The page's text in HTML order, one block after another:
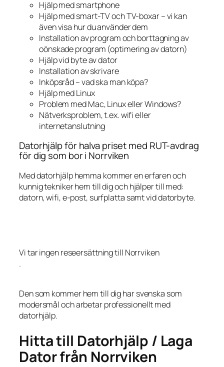
Hjälp med smartphone
Hjälp med smart-TV och TV-boxar – vi kan
även visa hur du använder dem
Installation av program och borttagning av
oönskade program (optimering av datorn)
Hjälp vid byte av dator
Installation av skrivare
Inköpsråd – vad ska man köpa?
Hjälp med Linux
Problem med Mac, Linux eller Windows?
Nätverksproblem, t.ex. wifi eller
internetanslutning
Datorhjälp för halva priset med RUT-avdrag
för dig som bor i Norrviken
Med datorhjälp hemma kommer en erfaren och
kunnig tekniker hem till dig och hjälper till med:
datorn, wifi, e-post, surfplatta samt vid datorbyte.
Vi tar ingen reseersättning till Norrviken
.
Den som kommer hem till dig har svenska som
modersmål och arbetar professionellt med
datorhjälp.
Hitta till Datorhjälp / Laga
Dator från Norrviken